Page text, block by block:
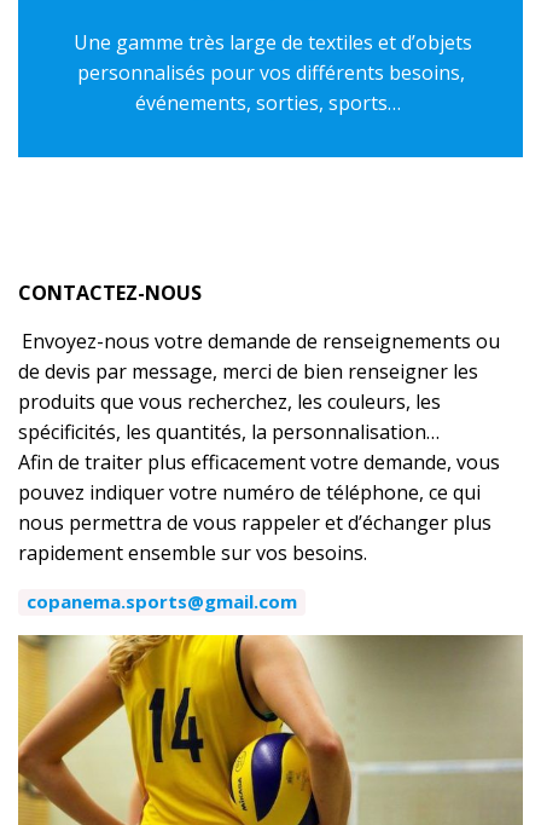
Une gamme très large de textiles et d’objets
personnalisés pour vos différents besoins,
événements, sorties, sports…
CONTACTEZ-NOUS
Envoyez-nous votre demande de renseignements ou
de devis par message, merci de bien renseigner les
produits que vous recherchez, les couleurs, les
spécificités, les quantités, la personnalisation…
Afin de traiter plus efficacement votre demande, vous
pouvez indiquer votre numéro de téléphone, ce qui
nous permettra de vous rappeler et d’échanger plus
rapidement ensemble sur vos besoins.
copanema.sports@gmail.com